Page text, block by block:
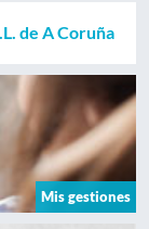
de A Coruña
Mis gestiones